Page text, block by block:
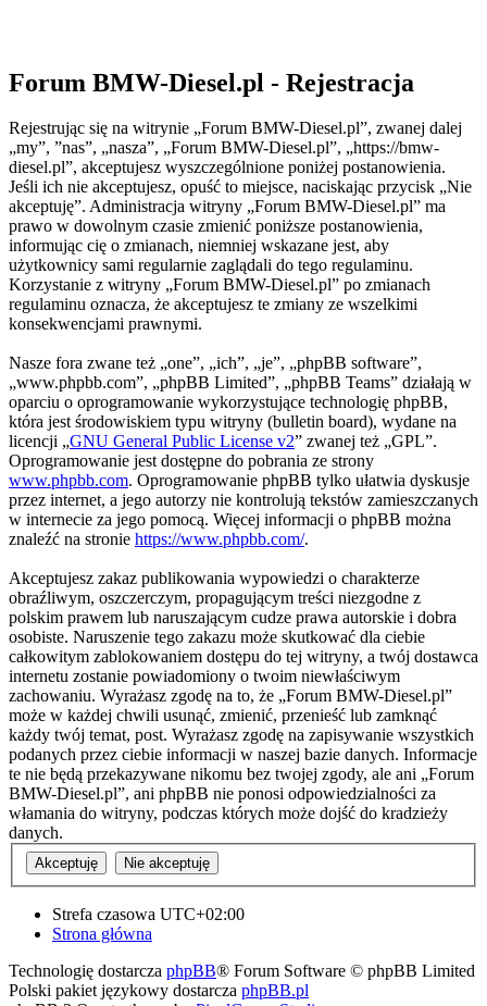
Forum BMW-Diesel.pl - Rejestracja
Rejestrując się na witrynie „Forum BMW-Diesel.pl”, zwanej dalej
„my”, ”nas”, „nasza”, „Forum BMW-Diesel.pl”, „https://bmw-
diesel.pl”, akceptujesz wyszczególnione poniżej postanowienia.
Jeśli ich nie akceptujesz, opuść to miejsce, naciskając przycisk „Nie
akceptuję”. Administracja witryny „Forum BMW-Diesel.pl” ma
prawo w dowolnym czasie zmienić poniższe postanowienia,
informując cię o zmianach, niemniej wskazane jest, aby
użytkownicy sami regularnie zaglądali do tego regulaminu.
Korzystanie z witryny „Forum BMW-Diesel.pl” po zmianach
regulaminu oznacza, że akceptujesz te zmiany ze wszelkimi
konsekwencjami prawnymi.
Nasze fora zwane też „one”, „ich”, „je”, „phpBB software”,
„www.phpbb.com”, „phpBB Limited”, „phpBB Teams” działają w
oparciu o oprogramowanie wykorzystujące technologię phpBB,
która jest środowiskiem typu witryny (bulletin board), wydane na
licencji „GNU General Public License v2” zwanej też „GPL”.
Oprogramowanie jest dostępne do pobrania ze strony
www.phpbb.com. Oprogramowanie phpBB tylko ułatwia dyskusje
przez internet, a jego autorzy nie kontrolują tekstów zamieszczanych
w internecie za jego pomocą. Więcej informacji o phpBB można
znaleźć na stronie https://www.phpbb.com/.
Akceptujesz zakaz publikowania wypowiedzi o charakterze
obraźliwym, oszczerczym, propagującym treści niezgodne z
polskim prawem lub naruszającym cudze prawa autorskie i dobra
osobiste. Naruszenie tego zakazu może skutkować dla ciebie
całkowitym zablokowaniem dostępu do tej witryny, a twój dostawca
internetu zostanie powiadomiony o twoim niewłaściwym
zachowaniu. Wyrażasz zgodę na to, że „Forum BMW-Diesel.pl”
może w każdej chwili usunąć, zmienić, przenieść lub zamknąć
każdy twój temat, post. Wyrażasz zgodę na zapisywanie wszystkich
podanych przez ciebie informacji w naszej bazie danych. Informacje
te nie będą przekazywane nikomu bez twojej zgody, ale ani „Forum
BMW-Diesel.pl”, ani phpBB nie ponosi odpowiedzialności za
włamania do witryny, podczas których może dojść do kradzieży
danych.
Strefa czasowa UTC+02:00
Strona główna
Technologię dostarcza phpBB® Forum Software © phpBB Limited
Polski pakiet językowy dostarcza phpBB.pl